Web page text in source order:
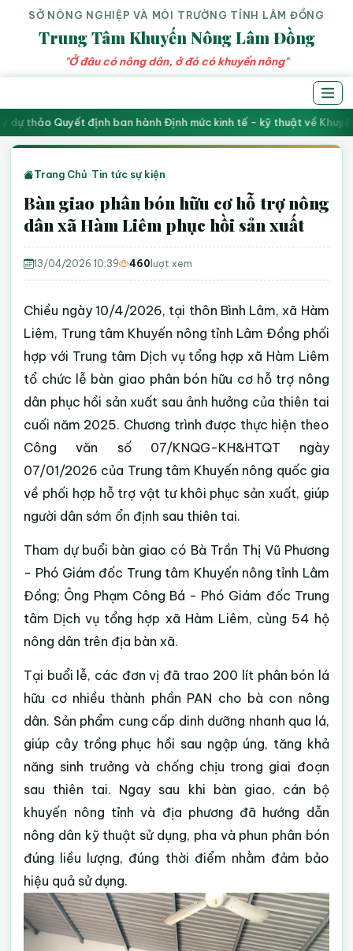
SỞ NÔNG NGHIỆP VÀ MÔI TRƯỜNG TỈNH LÂM ĐỒNG
Trung Tâm Khuyến Nông Lâm Đồng
"Ở đâu có nông dân, ở đó có khuyến nông"
dự thảo Quyết định ban hành Định mức kinh tế - kỹ thuật về
Trang Chủ›Tin tức sự kiện
Bàn giao phân bón hữu cơ hỗ trợ nông
dân xã Hàm Liêm phục hồi sản xuất
13/04/2026 10:39 460 lượt xem
Chiều ngày 10/4/2026, tại thôn Bình Lâm, xã Hàm
Liêm, Trung tâm Khuyến nông tỉnh Lâm Đồng phối
hợp với Trung tâm Dịch vụ tổng hợp xã Hàm Liêm
tổ chức lễ bàn giao phân bón hữu cơ hỗ trợ nông
dân phục hồi sản xuất sau ảnh hưởng của thiên tai
cuối năm 2025. Chương trình được thực hiện theo
Công văn số 07/KNQG-KH&HTQT ngày
07/01/2026 của Trung tâm Khuyến nông quốc gia
về phối hợp hỗ trợ vật tư khôi phục sản xuất, giúp
người dân sớm ổn định sau thiên tai.
Tham dự buổi bàn giao có Bà Trần Thị Vũ Phương
- Phó Giám đốc Trung tâm Khuyến nông tỉnh Lâm
Đồng; Ông Phạm Công Bá - Phó Giám đốc Trung
tâm Dịch vụ tổng hợp xã Hàm Liêm, cùng 54 hộ
nông dân trên địa bàn xã.
Tại buổi lễ, các đơn vị đã trao 200 lít phân bón lá
hữu cơ nhiều thành phần PAN cho bà con nông
dân. Sản phẩm cung cấp dinh dưỡng nhanh qua lá,
giúp cây trồng phục hồi sau ngập úng, tăng khả
năng sinh trưởng và chống chịu trong giai đoạn
sau thiên tai. Ngay sau khi bàn giao, cán bộ
khuyến nông tỉnh và địa phương đã hướng dẫn
nông dân kỹ thuật sử dụng, pha và phun phân bón
đúng liều lượng, đúng thời điểm nhằm đảm bảo
hiệu quả sử dụng.